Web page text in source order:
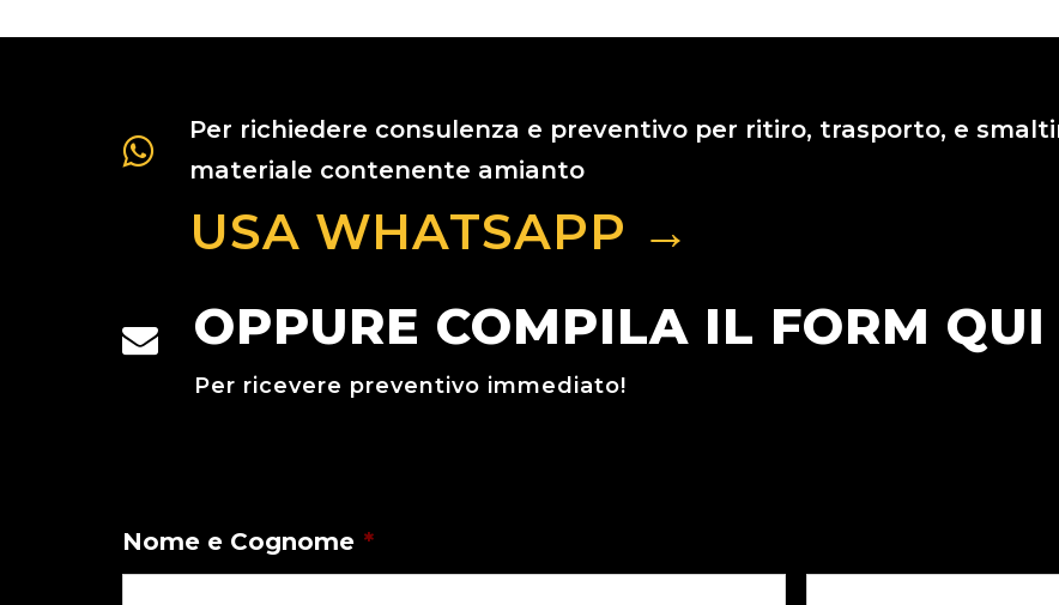
Per richiedere consulenza e preventivo per ritiro, trasporto, e
materiale contenente amianto
USA WHATSAPP →
OPPURE COMPILA IL FORM QUI
Per ricevere preventivo immediato!
Nome e Cognome *